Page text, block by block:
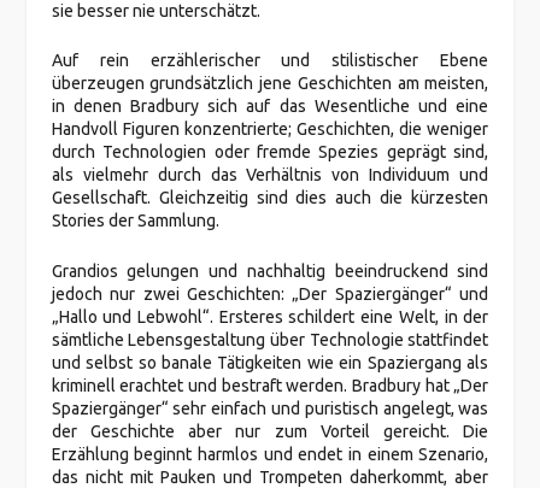
sie besser nie unterschätzt.
Auf rein erzählerischer und stilistischer Ebene
überzeugen grundsätzlich jene Geschichten am meisten,
in denen Bradbury sich auf das Wesentliche und eine
Handvoll Figuren konzentrierte; Geschichten, die weniger
durch Technologien oder fremde Spezies geprägt sind,
als vielmehr durch das Verhältnis von Individuum und
Gesellschaft. Gleichzeitig sind dies auch die kürzesten
Stories der Sammlung.
Grandios gelungen und nachhaltig beeindruckend sind
jedoch nur zwei Geschichten: „Der Spaziergänger“ und
„Hallo und Lebwohl“. Ersteres schildert eine Welt, in der
sämtliche Lebensgestaltung über Technologie stattfindet
und selbst so banale Tätigkeiten wie ein Spaziergang als
kriminell erachtet und bestraft werden. Bradbury hat „Der
Spaziergänger“ sehr einfach und puristisch angelegt, was
der Geschichte aber nur zum Vorteil gereicht. Die
Erzählung beginnt harmlos und endet in einem Szenario,
das nicht mit Pauken und Trompeten daherkommt, aber